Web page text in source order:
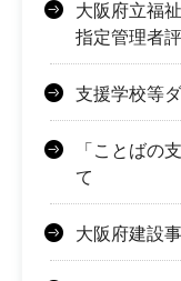
大阪府立福
指定管理者
支援学校等
「ことばの
て
大阪府建設